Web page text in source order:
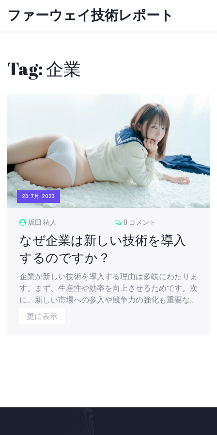
ファーウェイ技術レポート
Tag: 企業
23 7月 2023
坂田 祐人 0 コメント
なぜ企業は新しい技術を導入
するのですか？
企業が新しい技術を導入する理由は多岐にわたりま
す。まず、生産性や効率を向上させるためです。次
に、新しい市場への参入や競争力の強化も重要な動
機です。さらに、顧客満足度を高めるためにも新技
術は必要とされます。最後に、企業は新しい技術を
更に表示